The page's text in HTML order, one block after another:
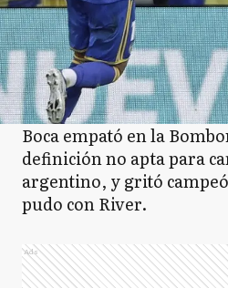
Boca empató en la
definición no apta para
argentino, y gritó
pudo con River.
Ads